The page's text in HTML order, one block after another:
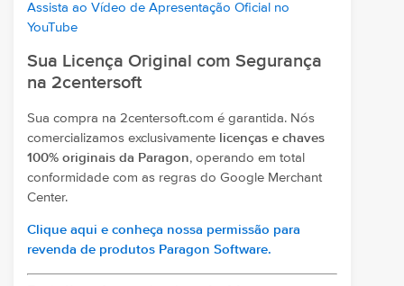
Assista ao Vídeo de Apresentação Oficial no
YouTube
Sua Licença Original com Segurança
na 2centersoft
Sua compra na 2centersoft.com é garantida. Nós
comercializamos exclusivamente licenças e chaves
100% originais da Paragon, operando em total
conformidade com as regras do Google Merchant
Center.
Clique aqui e conheça nossa permissão para
revenda de produtos Paragon Software.